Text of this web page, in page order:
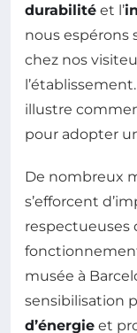
durabilité et l’
nous espérons
chez nos
illustre
pour adopter
De nombreux
s’efforcent
respectueuses
musée à
sensibilisation
d’énergie et